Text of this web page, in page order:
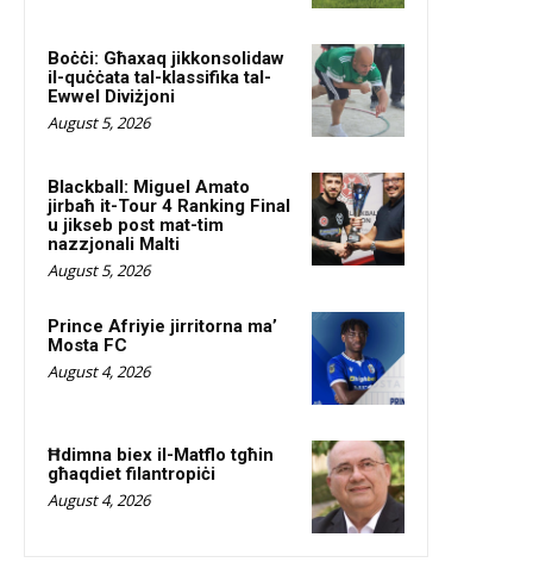
Boċċi: Għaxaq jikkonsolidaw
il-quċċata tal-klassifika tal-
Ewwel Diviżjoni
August 5, 2026
Blackball: Miguel Amato
jirbaħ it-Tour 4 Ranking Final
u jikseb post mat-tim
nazzjonali Malti
August 5, 2026
Prince Afriyie jirritorna ma’
Mosta FC
August 4, 2026
Ħdimna biex il-Matflo tgħin
għaqdiet filantropiċi
August 4, 2026